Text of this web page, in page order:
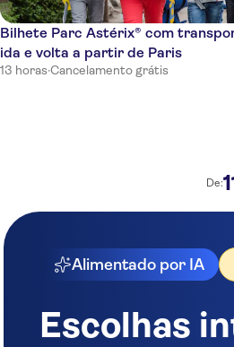
Bilhete Parc Astérix® com
ida e volta a partir de Paris
13 horas·Cancelamento grátis
De:
Alimentado por IA
Escolhas